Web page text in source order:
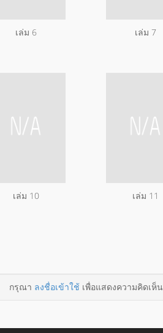
เล่ม 6 เล่ม 7
เล่ม 10 เล่ม 11
กรุณา ลงชื่อเข้าใช้เพื่อแสดงความคิดเห็น